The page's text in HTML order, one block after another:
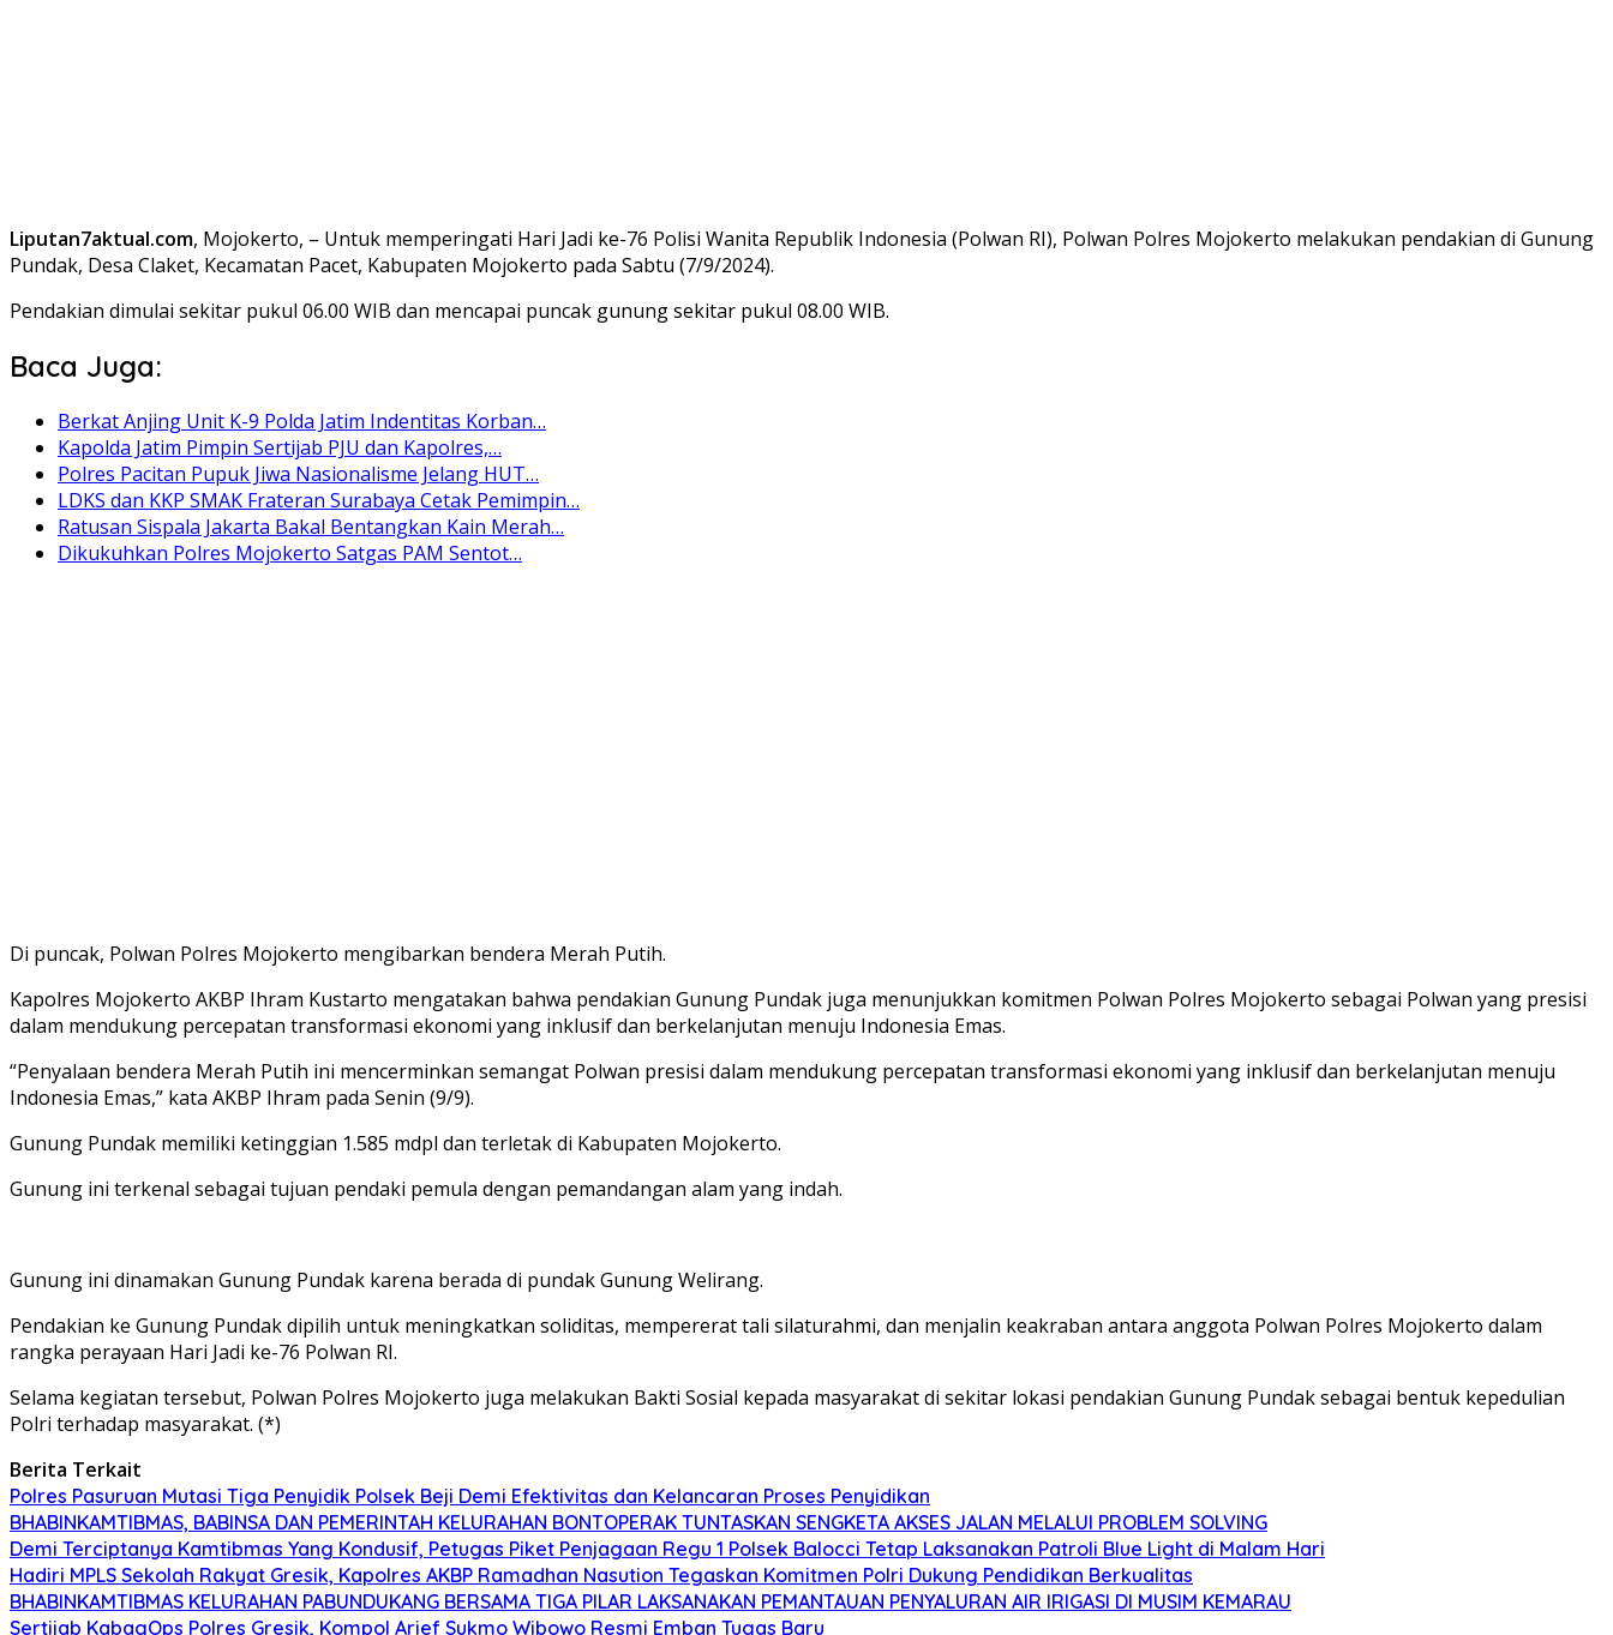
Liputan7aktual.com, Mojokerto, – Untuk memperingati Hari Jadi ke-76 Polisi Wanita Republik Indonesia (Polwan RI), Polwan Polres Mojokerto melakukan pendakian di Gunung
Pundak, Desa Claket, Kecamatan Pacet, Kabupaten Mojokerto pada Sabtu (7/9/2024).
Pendakian dimulai sekitar pukul 06.00 WIB dan mencapai puncak gunung sekitar pukul 08.00 WIB.
Baca Juga:
Berkat Anjing Unit K-9 Polda Jatim Indentitas Korban…
Kapolda Jatim Pimpin Sertijab PJU dan Kapolres,…
Polres Pacitan Pupuk Jiwa Nasionalisme Jelang HUT…
LDKS dan KKP SMAK Frateran Surabaya Cetak Pemimpin…
Ratusan Sispala Jakarta Bakal Bentangkan Kain Merah…
Dikukuhkan Polres Mojokerto Satgas PAM Sentot…
Di puncak, Polwan Polres Mojokerto mengibarkan bendera Merah Putih.
Kapolres Mojokerto AKBP Ihram Kustarto mengatakan bahwa pendakian Gunung Pundak juga menunjukkan komitmen Polwan Polres Mojokerto sebagai Polwan yang presisi
dalam mendukung percepatan transformasi ekonomi yang inklusif dan berkelanjutan menuju Indonesia Emas.
“Penyalaan bendera Merah Putih ini mencerminkan semangat Polwan presisi dalam mendukung percepatan transformasi ekonomi yang inklusif dan berkelanjutan menuju
Indonesia Emas,” kata AKBP Ihram pada Senin (9/9).
Gunung Pundak memiliki ketinggian 1.585 mdpl dan terletak di Kabupaten Mojokerto.
Gunung ini terkenal sebagai tujuan pendaki pemula dengan pemandangan alam yang indah.
Gunung ini dinamakan Gunung Pundak karena berada di pundak Gunung Welirang.
Pendakian ke Gunung Pundak dipilih untuk meningkatkan soliditas, mempererat tali silaturahmi, dan menjalin keakraban antara anggota Polwan Polres Mojokerto dalam
rangka perayaan Hari Jadi ke-76 Polwan RI.
Selama kegiatan tersebut, Polwan Polres Mojokerto juga melakukan Bakti Sosial kepada masyarakat di sekitar lokasi pendakian Gunung Pundak sebagai bentuk kepedulian
Polri terhadap masyarakat. (*)
Berita Terkait
Polres Pasuruan Mutasi Tiga Penyidik Polsek Beji Demi Efektivitas dan Kelancaran Proses Penyidikan
BHABINKAMTIBMAS, BABINSA DAN PEMERINTAH KELURAHAN BONTOPERAK TUNTASKAN SENGKETA AKSES JALAN MELALUI PROBLEM SOLVING
Demi Terciptanya Kamtibmas Yang Kondusif, Petugas Piket Penjagaan Regu 1 Polsek Balocci Tetap Laksanakan Patroli Blue Light di Malam Hari
Hadiri MPLS Sekolah Rakyat Gresik, Kapolres AKBP Ramadhan Nasution Tegaskan Komitmen Polri Dukung Pendidikan Berkualitas
BHABINKAMTIBMAS KELURAHAN PABUNDUKANG BERSAMA TIGA PILAR LAKSANAKAN PEMANTAUAN PENYALURAN AIR IRIGASI DI MUSIM KEMARAU
Sertijab KabagOps Polres Gresik, Kompol Arief Sukmo Wibowo Resmi Emban Tugas Baru